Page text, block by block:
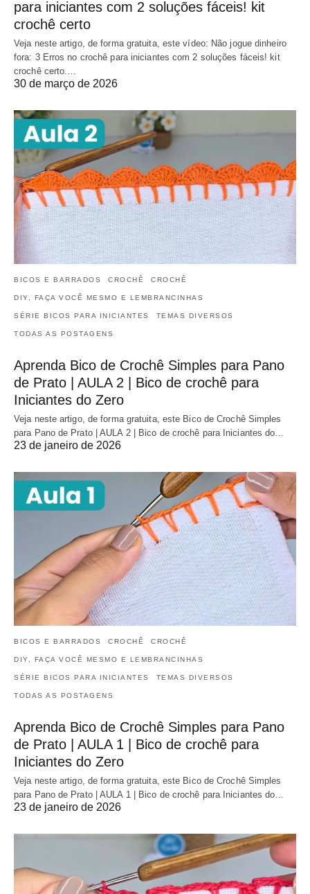
para iniciantes com 2 soluções fáceis! kit
crochê certo
Veja neste artigo, de forma gratuita, este vídeo: Não jogue dinheiro
fora: 3 Erros no crochê para iniciantes com 2 soluções fáceis! kit
crochê certo.…
30 de março de 2026
BICOS E BARRADOS CROCHÊ CROCHÊ
DIY, FAÇA VOCÊ MESMO E LEMBRANCINHAS
SÉRIE BICOS PARA INICIANTES TEMAS DIVERSOS
TODAS AS POSTAGENS
Aprenda Bico de Crochê Simples para Pano
de Prato | AULA 2 | Bico de crochê para
Iniciantes do Zero
Veja neste artigo, de forma gratuita, este Bico de Crochê Simples
para Pano de Prato | AULA 2 | Bico de crochê para Iniciantes do…
23 de janeiro de 2026
BICOS E BARRADOS CROCHÊ CROCHÊ
DIY, FAÇA VOCÊ MESMO E LEMBRANCINHAS
SÉRIE BICOS PARA INICIANTES TEMAS DIVERSOS
TODAS AS POSTAGENS
Aprenda Bico de Crochê Simples para Pano
de Prato | AULA 1 | Bico de crochê para
Iniciantes do Zero
Veja neste artigo, de forma gratuita, este Bico de Crochê Simples
para Pano de Prato | AULA 1 | Bico de crochê para Iniciantes do…
23 de janeiro de 2026